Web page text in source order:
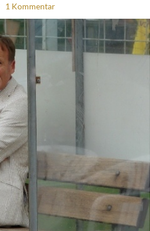
1 Kommentar